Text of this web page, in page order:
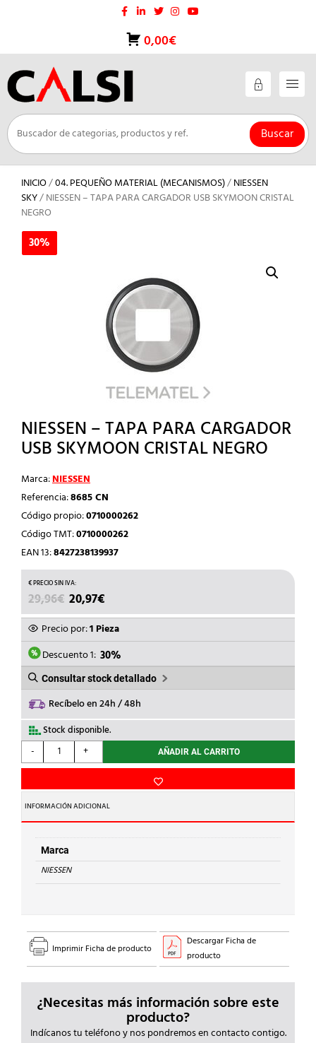
0,00€
Buscar
INICIO/04. PEQUEÑO MATERIAL (MECANISMOS)/NIESSEN
SKY/ NIESSEN – TAPA PARA CARGADOR USB SKYMOON CRISTAL
NEGRO
30%
NIESSEN – TAPA PARA CARGADOR
USB SKYMOON CRISTAL NEGRO
Marca:NIESSEN
Referencia:8685 CN
Código propio:0710000262
Código TMT:0710000262
EAN 13:8427238139937
29,96€ EL
PRECIO
ORIGINAL
ERA:
29,96€.
20,97€
PRECIO
ACTUAL
ES:
20,97€.
Precio por:1 Pieza
Descuento 1: 30%
Consultar stock detallado
Recíbelo en 24h / 48h
Stock disponible.
-
NIESSEN
-
PARA
CARGADOR
USB
SKYMOON
CRISTAL
NEGRO
cantidad
+ AÑADIR AL CARRITO
INFORMACIÓN ADICIONAL
Marca
NIESSEN
30%
Imprimir Ficha de producto
Descargar Ficha de
producto
¿Necesitas más información sobre este
producto?
Indícanos tu teléfono y nos pondremos en contacto contigo.